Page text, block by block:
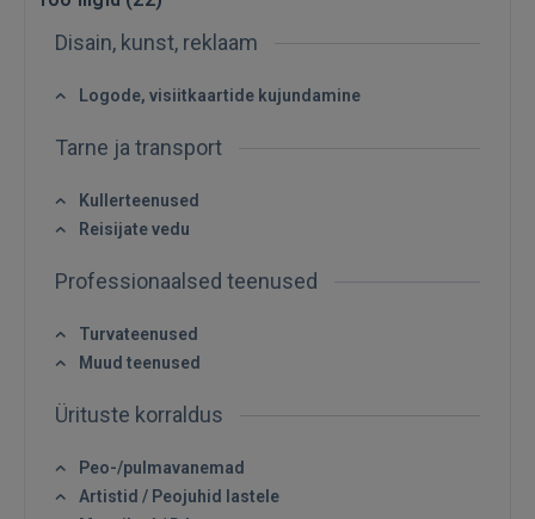
Disain, kunst, reklaam
Logode, visiitkaartide kujundamine
Tarne ja transport
Kullerteenused
Reisijate vedu
Professionaalsed teenused
Turvateenused
Muud teenused
Ürituste korraldus
Peo-/pulmavanemad
Artistid / Peojuhid lastele